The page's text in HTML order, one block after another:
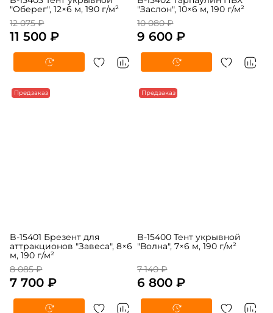
B-15403 Тент укрывной
"Оберег", 12×6 м, 190 г/м²
12 075 ₽
11 500 ₽
B-15402 Тарпаулин ПВХ
"Заслон", 10×6 м, 190 г/м²
10 080 ₽
9 600 ₽
Предзаказ
B-15401 Брезент для
аттракционов "Завеса", 8×6
м, 190 г/м²
8 085 ₽
7 700 ₽
Предзаказ
B-15400 Тент укрывной
7 140 ₽
6 800 ₽